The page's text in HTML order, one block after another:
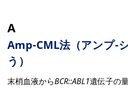
A
Amp-CML法（アンプ-
う）
末梢血液からBCR::ABL1遺伝子の